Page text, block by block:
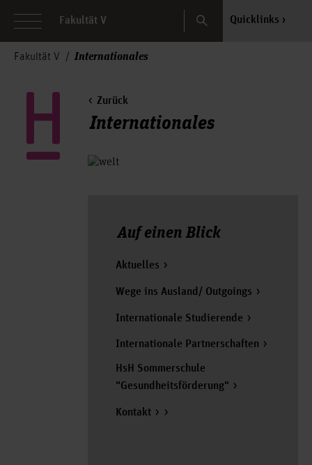
Fakultät V Search Quicklinks
Fakultät V Internationales
Zurück
Internationales
Auf einen Blick
Aktuelles
Wege ins Ausland/ Outgoings
Internationale Studierende
Internationale Partnerschaften
HsH Sommerschule
"Gesundheitsförderung"
Kontakt